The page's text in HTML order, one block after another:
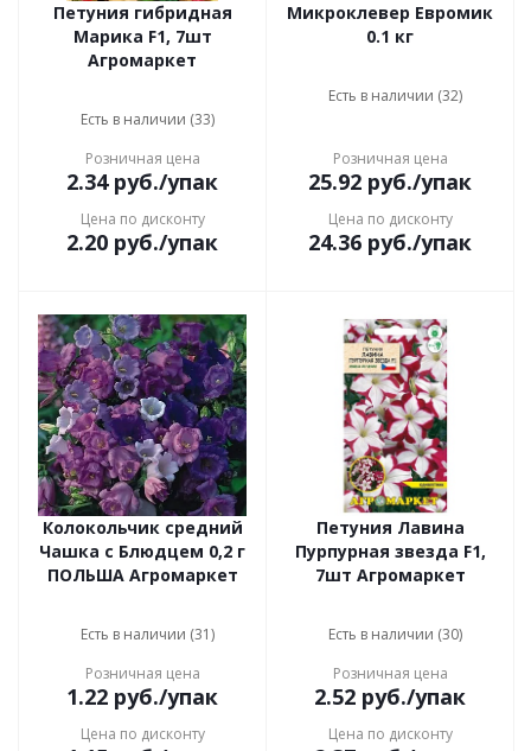
Петуния гибридная
Марика F1, 7шт
Агромаркет
Есть в наличии (33)
Розничная цена
2.34руб./упак
Цена по дисконту
2.20 руб./упак
Микроклевер Евромик
0.1 кг
Есть в наличии (32)
Розничная цена
25.92 руб./упак
Цена по дисконту
24.36 руб./упак
Колокольчик средний
Чашка с Блюдцем 0,2 г
ПОЛЬША Агромаркет
Есть в наличии (31)
Розничная цена
1.22 руб./упак
Цена по дисконту
Петуния Лавина
Пурпурная звезда F1,
7шт Агромаркет
Есть в наличии (30)
Розничная цена
2.52 руб./упак
Цена по дисконту